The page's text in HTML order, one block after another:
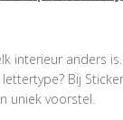
interieur anders
Bij
uniek voorstel.